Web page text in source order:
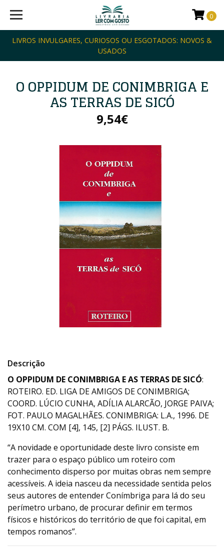
LIVROS INVULGARES, CURIOSOS OU ESGOTADOS: NOVOS &
USADOS
0
O OPPIDUM DE CONIMBRIGA E
AS TERRAS DE SICÓ
9,54€
Descrição
O OPPIDUM DE CONIMBRIGA E AS TERRAS DE SICÓ:
ROTEIRO. ED. LIGA DE AMIGOS DE CONIMBRIGA;
COORD. LÚCIO CUNHA, ADÍLIA ALARCÃO, JORGE PAIVA;
FOT. PAULO MAGALHÃES. CONIMBRIGA: L.A., 1996. DE
19X10 CM. COM [4], 145, [2] PÁGS. ILUST. B.
“A novidade e oportunidade deste livro consiste em
trazer para o espaço público um roteiro com
conhecimento disperso por muitas obras nem sempre
acessíveis. A ideia nasceu da necessidade sentida pelos
seus autores de entender Conímbriga para lá do seu
perímetro urbano, de procurar definir em termos
físicos e históricos do território de que foi capital, em
tempos romanos”.